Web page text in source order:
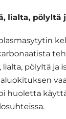
lialta, pölyltä
pölyltä ja
huoletta